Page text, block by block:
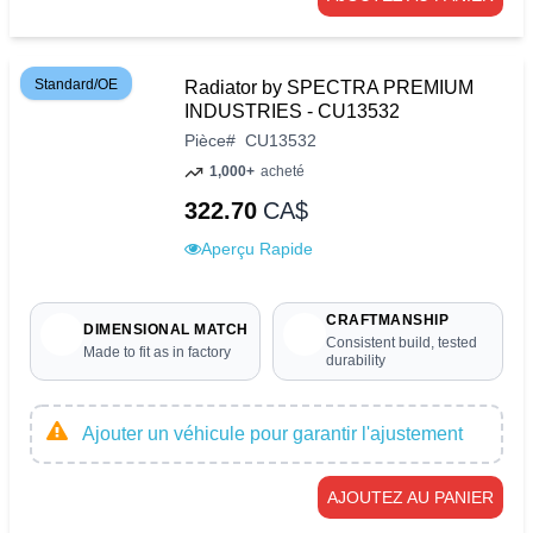
Standard/OE
Radiator by SPECTRA PREMIUM
INDUSTRIES - CU13532
Pièce# CU13532
1,000+ acheté
322.70 CA$
Aperçu Rapide
DIMENSIONAL MATCH
Made to fit as in factory
CRAFTMANSHIP
Consistent build, tested
durability
Ajouter un véhicule pour garantir l'ajustement
AJOUTEZ AU PANIER